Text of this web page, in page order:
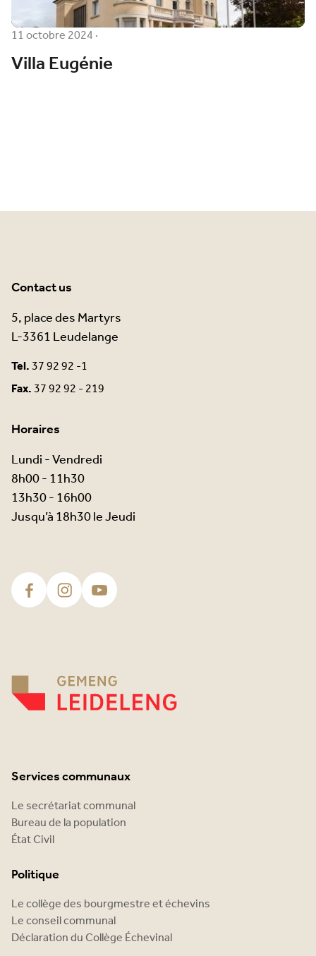
11 octobre 2024·
Villa Eugénie
Contact us
5, place des Martyrs
L-3361 Leudelange
Tel.37 92 92 -1
Fax.37 92 92 - 219
Horaires
Lundi - Vendredi
8h00 - 11h30
13h30 - 16h00
Jusqu’à 18h30 le Jeudi
Services communaux
Le secrétariat communal
Bureau de la population
État Civil
Politique
Le collège des bourgmestre et échevins
Le conseil communal
Déclaration du Collège Échevinal